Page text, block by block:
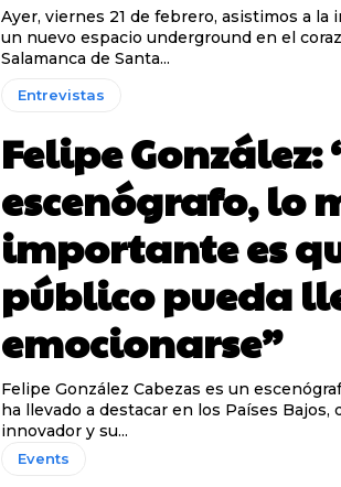
Ayer, viernes 21 de febrero, asistimos a la
un nuevo espacio underground en el
Salamanca de Santa...
Entrevistas
Felipe González:
escenógrafo, lo
importante es
público pueda
emocionarse”
Felipe González Cabezas es un
ha llevado a destacar en los Países Bajos,
innovador y su...
Events